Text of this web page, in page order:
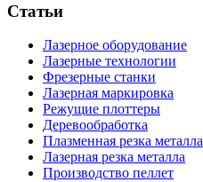
Статьи
Лазерное оборудование
Лазерные технологии
Фрезерные станки
Лазерная маркировка
Режущие плоттеры
Деревообработка
Плазменная резка металла
Лазерная резка металла
Производство пеллет